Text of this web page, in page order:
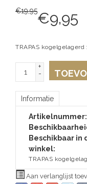
€19,95€9,95
TRAPAS
+
-
Informatie
Artikelnummer:
Beschikbaar in
winkel:
TRAPAS
Aan verlanglijst